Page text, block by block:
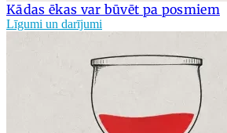
Kādas ēkas var būvēt pa posmiem
Līgumi un darījumi